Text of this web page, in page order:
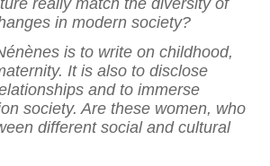
in modern society?
is to write on childhood,
It is also to disclose
and to immerse
society. Are these women, who
different social and cultural